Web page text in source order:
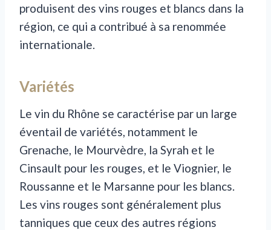
produisent des vins rouges et blancs dans la
région, ce qui a contribué à sa renommée
internationale.
Variétés
Le vin du Rhône se caractérise par un large
éventail de variétés, notamment le
Grenache, le Mourvèdre, la Syrah et le
Cinsault pour les rouges, et le Viognier, le
Roussanne et le Marsanne pour les blancs.
Les vins rouges sont généralement plus
tanniques que ceux des autres régions